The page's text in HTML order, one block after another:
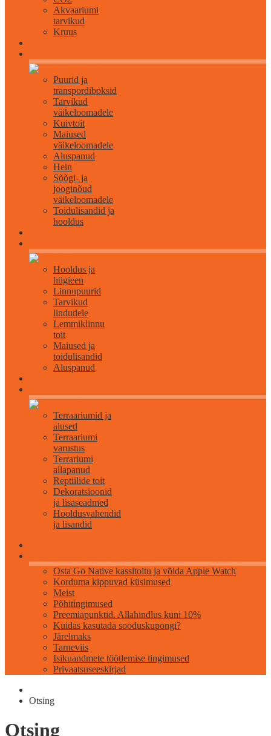
Akvaariumi
tarvikud
Kruus
Puurid ja
transpordiboksid
Tarvikud
väikeloomadele
Kuivtoit
Maiused
väikeloomadele
Aluspanud
Hein
Sõõgi- ja
jooginõud
väikeloomadele
Toidulisandid ja
hooldus
Hooldus ja
hügieen
Linnupuurid
Tarvikud
lindudele
Lemmiklinnu
toit
Maiused ja
toidulisandid
Aluspanud
Terraariumid ja
alused
Terraariumi
varustus
Terrariumi
allapanud
Reptiilide toit
Dekoratsioonid
ja lisaseadmed
Hooldusvahendid
ja lisandid
Osta Go Native kassitoitu ja võida Apple Watch
Korduma kippuvad küsimused
Meist
Põhitingimused
Preemiapunktid. Allahindlus kuni 10%
Kuidas kasutada sooduskupongi?
Järelmaks
Tarneviis
Isikuandmete töötlemise tingimused
Privaatsuseeskirjad
Otsing
Otsing